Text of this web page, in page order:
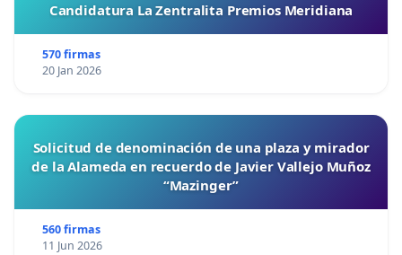
Candidatura La Zentralita Premios Meridiana
570 firmas
20 Jan 2026
Solicitud de denominación de una plaza y mirador
de la Alameda en recuerdo de Javier Vallejo Muñoz
“Mazinger”
560 firmas
11 Jun 2026